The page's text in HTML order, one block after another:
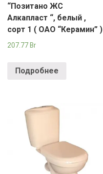
“Позитано ЖС
Алкапласт “, белый ,
сорт 1 ( ОАО “Керамин” )
207.77 Br
Подробнее